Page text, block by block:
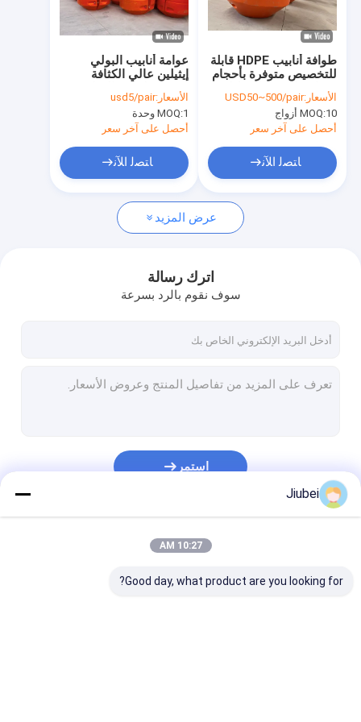
برنامج VR
جولة في المصنع
مراقبة الجودة
اتصل بنا
HDبولي ايثيلين الأنابيب العائمة
خرطوم تصريف المطاط
عوامة أنابيب البولي
إيثيلين عالي الكثافة
مصممة لتعزيز المتانة
والمقاومة لظروف المياه
القاسية في مشاريع
خطوط الأنابيب
الأسعار:usd5/pair
MOQ:1 وحدة
أحصل على آخر سعر
ﺎﺘﺼﻟ ﺍﻶﻧ
طوافة أنابيب HDPE قابلة
للتخصيص متوفرة بأحجام
ومواصفات مختلفة لتلبية
الاحتياجات العائمة
المتنوعة للأنابيب
الأسعار:USD50~500/pair
MOQ:10 أزواج
أحصل على آخر سعر
ﺎﺘﺼﻟ ﺍﻶﻧ
عرض المزيد
اترك رسالة
سوف نقوم بالرد بسرعة
استمر
Jiubei
10:27 AM
Good day, what product are you looking for?